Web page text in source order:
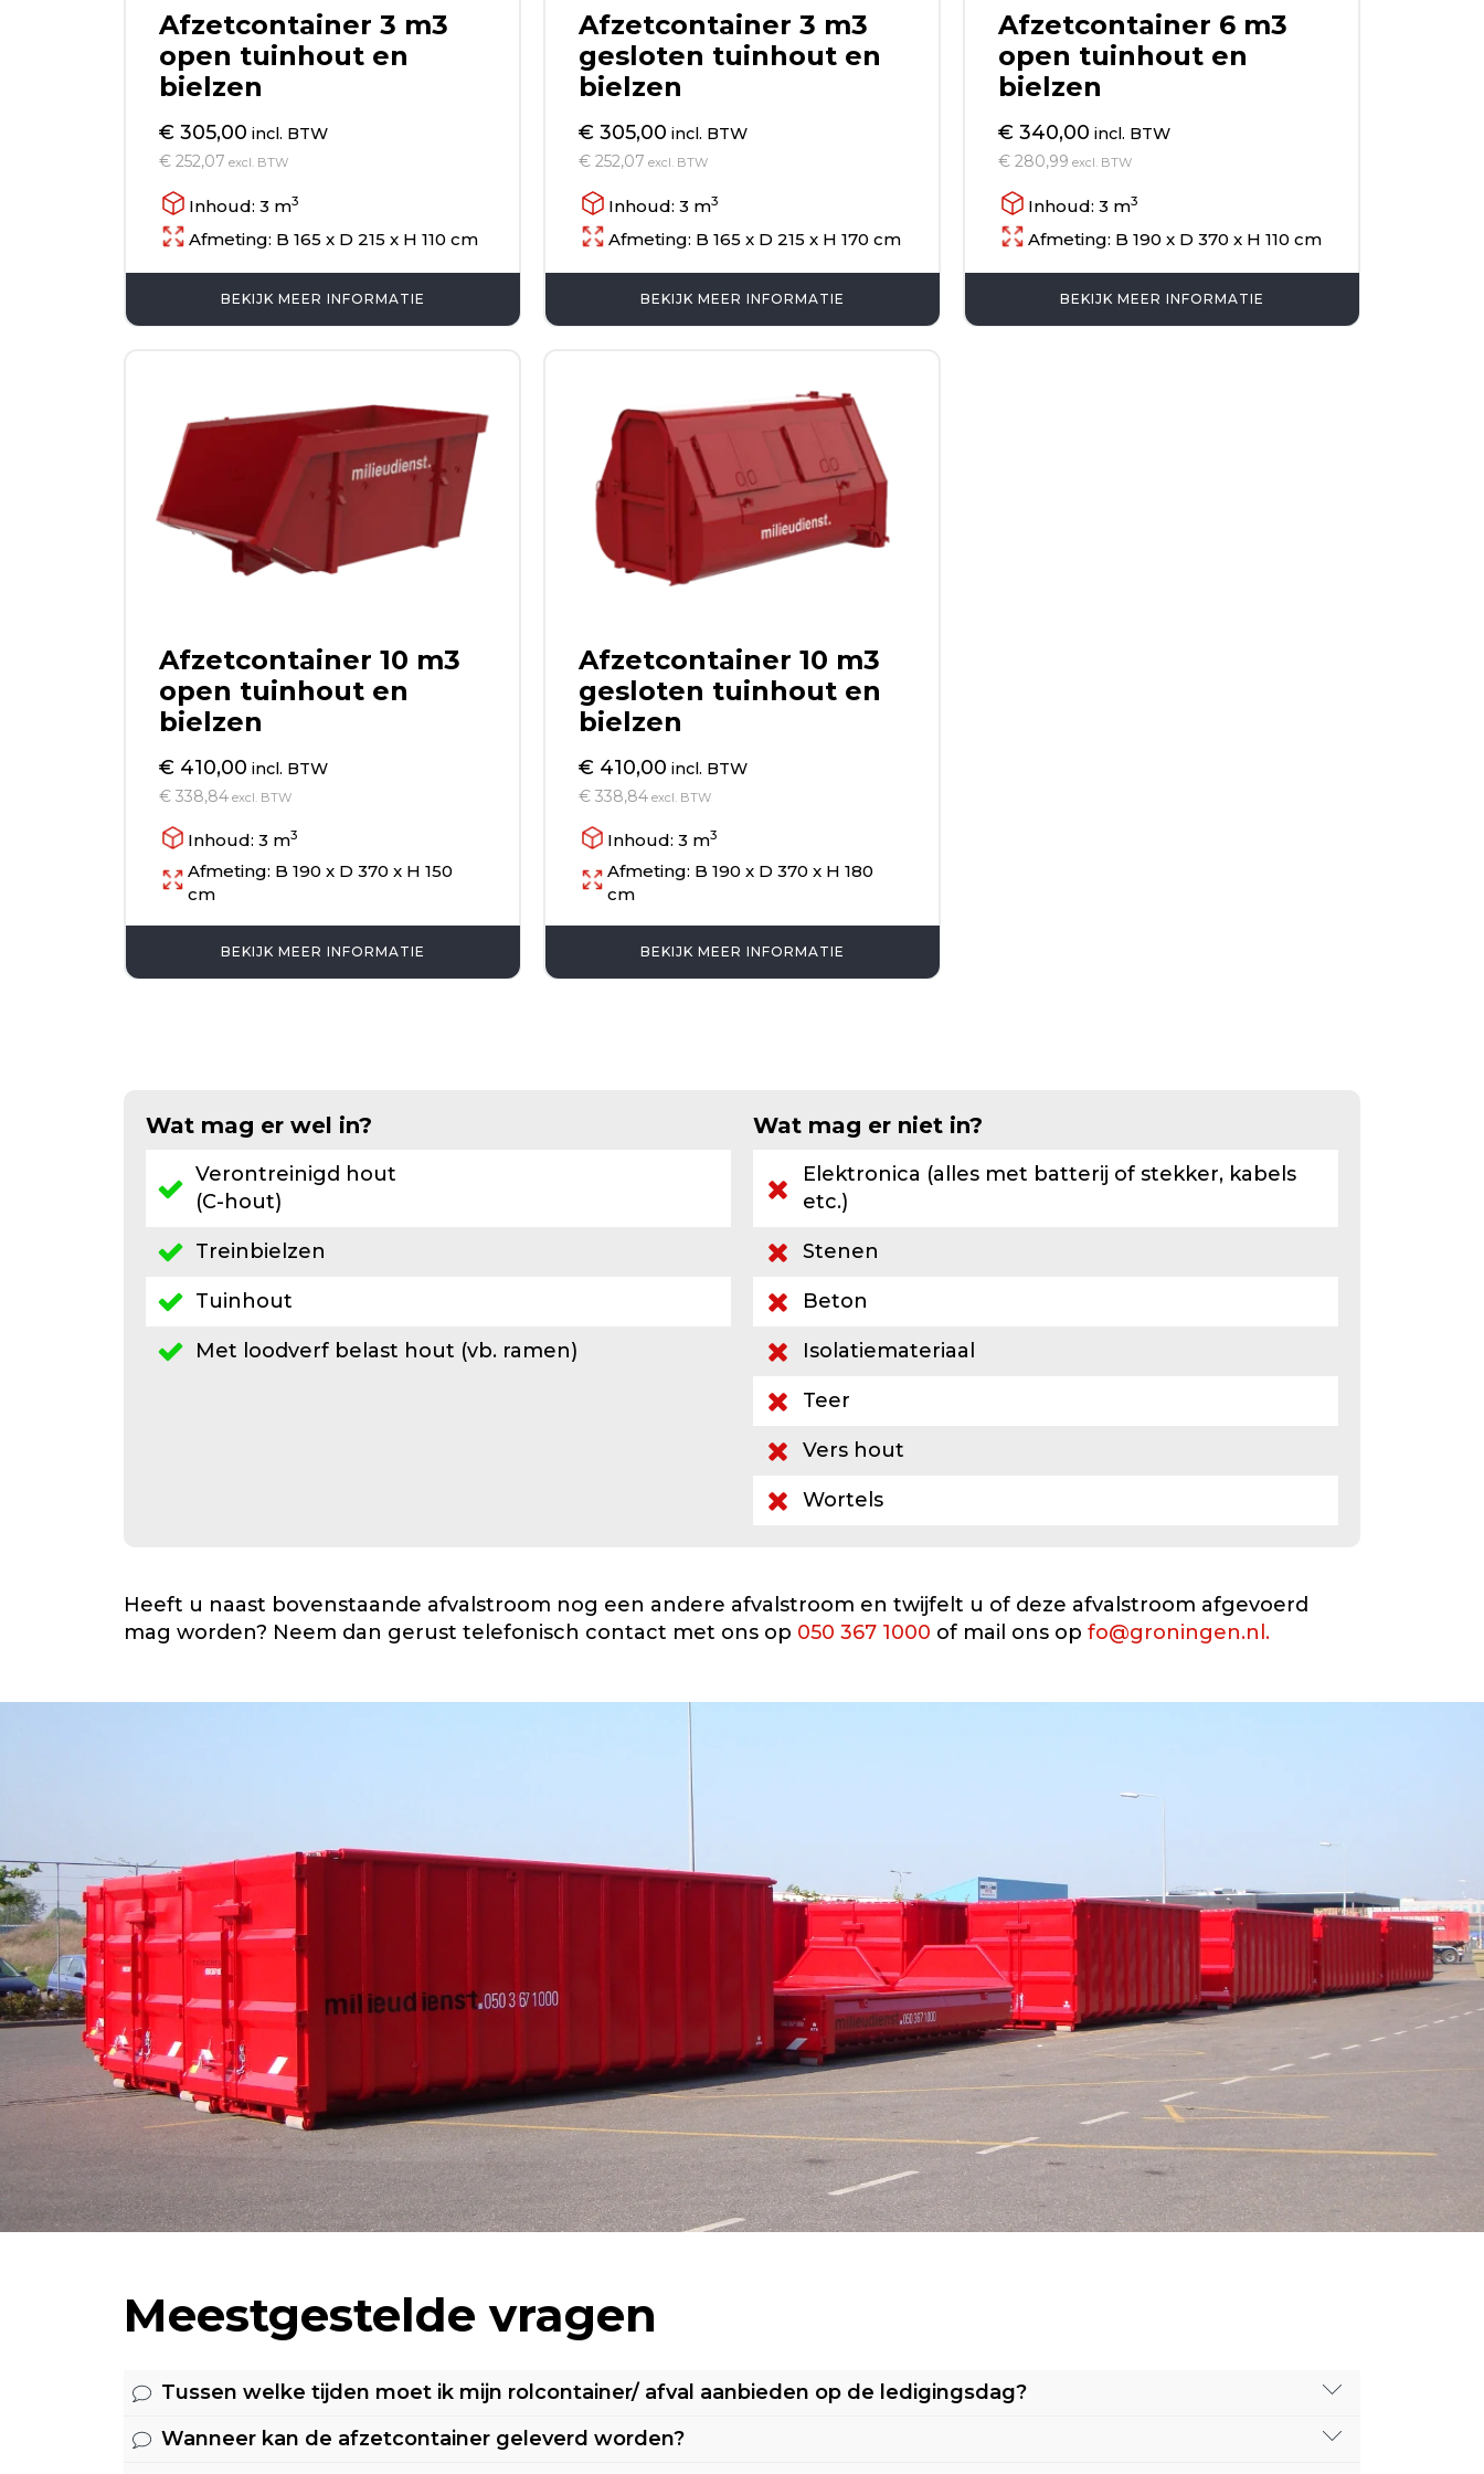
Afzetcontainer 3 m3
open tuinhout en
bielzen
€ 305,00 incl. BTW
€ 252,07 excl. BTW
Inhoud: 3 m3
Afmeting: B 165 x D 215 x H 110 cm
BEKIJK MEER INFORMATIE
Afzetcontainer 3 m3
gesloten tuinhout en
bielzen
€ 305,00 incl. BTW
€ 252,07 excl. BTW
Inhoud: 3 m3
Afmeting: B 165 x D 215 x H 170 cm
BEKIJK MEER INFORMATIE
Afzetcontainer 6 m3
open tuinhout en
bielzen
€ 340,00 incl. BTW
€ 280,99 excl. BTW
Inhoud: 3 m3
Afmeting: B 190 x D 370 x H 110 cm
BEKIJK MEER INFORMATIE
Afzetcontainer 10 m3
open tuinhout en
bielzen
€ 410,00 incl. BTW
€ 338,84excl. BTW
Inhoud: 3 m3
Afmeting: B 190 x D 370 x H 150
cm
BEKIJK MEER INFORMATIE
Afzetcontainer 10 m3
gesloten tuinhout en
bielzen
€ 410,00 incl. BTW
€ 338,84excl. BTW
Inhoud: 3 m3
Afmeting: B 190 x D 370 x H 180
cm
BEKIJK MEER INFORMATIE
Wat mag er wel in?
Verontreinigd hout
(C-hout)
Treinbielzen
Tuinhout
Met loodverf belast hout (vb. ramen)
Wat mag er niet in?
Elektronica (alles met batterij of stekker, kabels
etc.)
Stenen
Beton
Isolatiemateriaal
Teer
Vers hout
Wortels
Heeft u naast bovenstaande afvalstroom nog een andere afvalstroom en twijfelt u of deze afvalstroom afgevoerd
mag worden? Neem dan gerust telefonisch contact met ons op 050 367 1000 of mail ons op fo@groningen.nl.
Meestgestelde vragen
Tussen welke tijden moet ik mijn rolcontainer/ afval aanbieden op de ledigingsdag?
Onze routes worden gereden vanaf 7.00 uur in de ochtend tot uiterlijk 18.00 uur in de middag. Uw container dient
Wanneer kan de afzetcontainer geleverd worden?